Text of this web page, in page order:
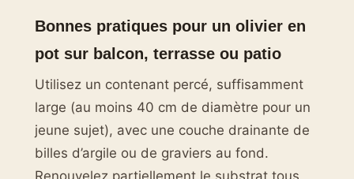
Bonnes pratiques pour un olivier en
pot sur balcon, terrasse ou patio
Utilisez un contenant percé, suffisamment
large (au moins 40 cm de diamètre pour un
jeune sujet), avec une couche drainante de
billes d’argile ou de graviers au fond.